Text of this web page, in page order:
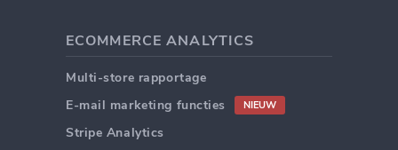
ECOMMERCE ANALYTICS
Multi-store rapportage
E-mail marketing functies
NIEUW
Stripe Analytics